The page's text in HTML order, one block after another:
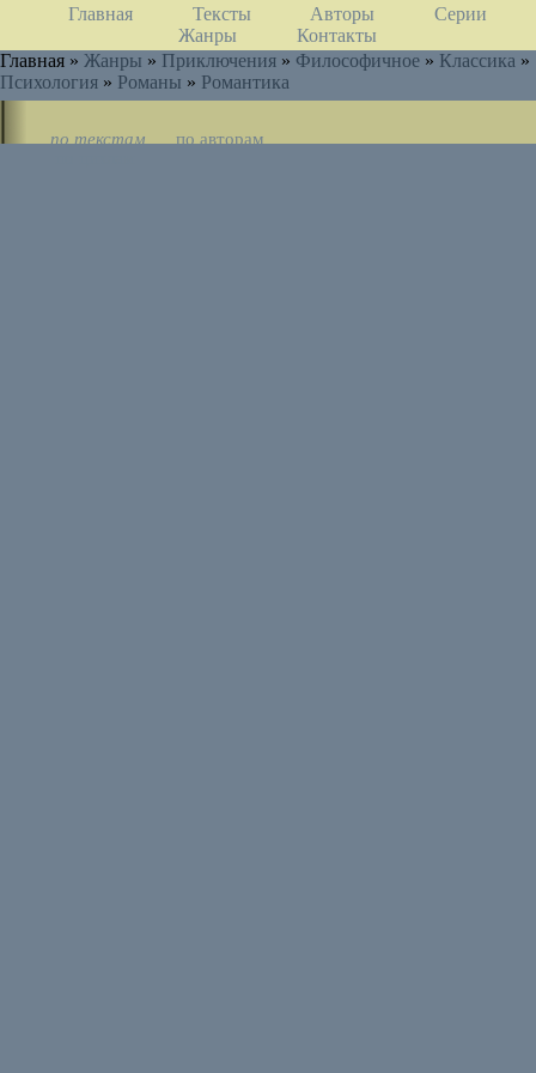
Главная Тексты Авторы
Серии
Жанры
Контакты
Главная » Жанры » Приключения » Философичное » Классика »
Психология » Романы » Романтика
по текстам
по авторам